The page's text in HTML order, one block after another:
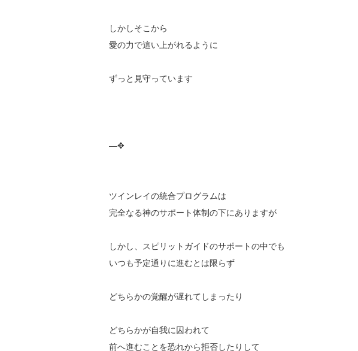
しかしそこから
愛の力で這い上がれるように
ずっと見守っています
—✥
ツインレイの統合プログラムは
完全なる神のサポート体制の下にありますが
しかし、スピリットガイドのサポートの中でも
いつも予定通りに進むとは限らず
どちらかの覚醒が遅れてしまったり
どちらかが自我に囚われて
前へ進むことを恐れから拒否したりして